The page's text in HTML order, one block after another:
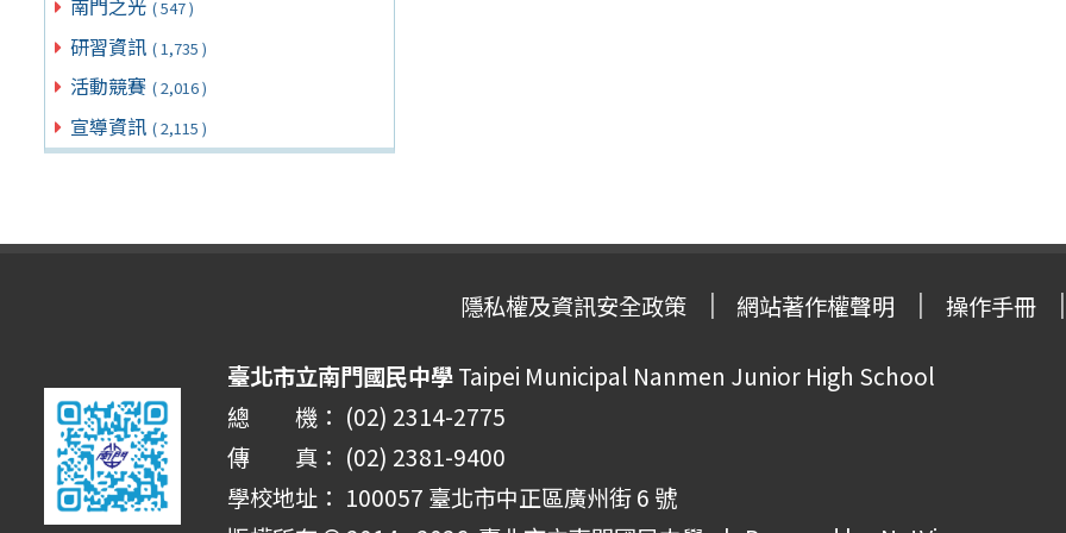
南門之光 ( 547 )
研習資訊 ( 1,735 )
活動競賽 ( 2,016 )
宣導資訊 ( 2,115 )
隱私權及資訊安全政策 網站著作權聲明 操作手冊
臺北市立南門國民中學Taipei Municipal Nanmen Junior High School
總 機： (02) 2314-2775
傳 真： (02) 2381-9400
學校地址： 100057 臺北市中正區廣州街 6 號